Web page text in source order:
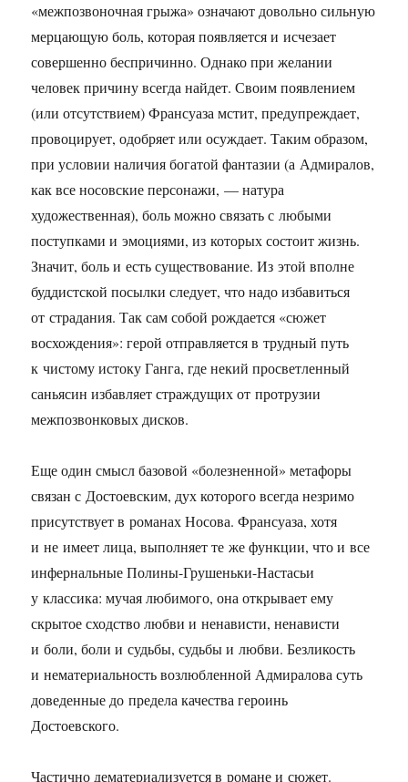
«межпозвоночная грыжа» означают довольно сильную
мерцающую боль, которая появляется и исчезает
совершенно беспричинно. Однако при желании
человек причину всегда найдет. Своим появлением
(или отсутствием) Франсуаза мстит, предупреждает,
провоцирует, одобряет или осуждает. Таким образом,
при условии наличия богатой фантазии (а Адмиралов,
как все носовские персонажи, — натура
художественная), боль можно связать с любыми
поступками и эмоциями, из которых состоит жизнь.
Значит, боль и есть существование. Из этой вполне
буддистской посылки следует, что надо избавиться
от страдания. Так сам собой рождается «сюжет
восхождения»: герой отправляется в трудный путь
к чистому истоку Ганга, где некий просветленный
саньясин избавляет страждущих от протрузии
межпозвонковых дисков.
Еще один смысл базовой «болезненной» метафоры
связан с Достоевским, дух которого всегда незримо
присутствует в романах Носова. Франсуаза, хотя
и не имеет лица, выполняет те же функции, что и все
инфернальные Полины-Грушеньки-Настасьи
у классика: мучая любимого, она открывает ему
скрытое сходство любви и ненависти, ненависти
и боли, боли и судьбы, судьбы и любви. Безликость
и нематериальность возлюбленной Адмиралова суть
доведенные до предела качества героинь
Достоевского.
Частично дематериализуется в романе и сюжет.